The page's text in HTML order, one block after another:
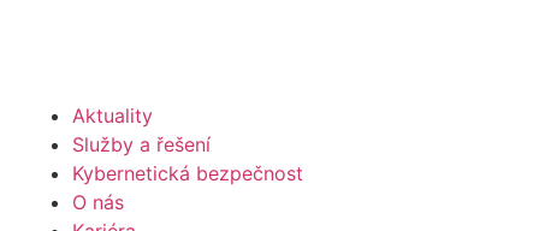
Aktuality
Služby a řešení
Kybernetická bezpečnost
O nás